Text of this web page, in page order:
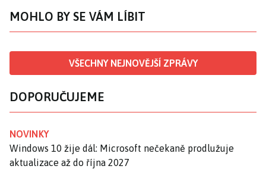
MOHLO BY SE VÁM LÍBIT
VŠECHNY NEJNOVĚJŠÍ ZPRÁVY
DOPORUČUJEME
NOVINKY
Windows 10 žije dál: Microsoft nečekaně prodlužuje
aktualizace až do října 2027